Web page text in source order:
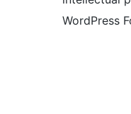
WordPress